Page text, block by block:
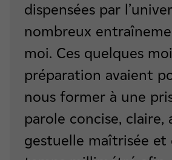
dispensées par
nombreux
moi. Ces quelques
préparation avaient
nous former à une
parole concise, claire,
gestuelle maîtrisée et